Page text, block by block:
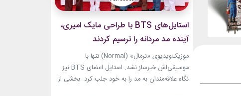
استایل‌های BTS با طراحی مایک امیری،
آینده مد مردانه را ترسیم کردند
موزیک‌ویدیوی «نرمال» (Normal) تنها با
موسیقی‌اش خبرساز نشد. استایل اعضای BTS نیز
نگاه علاقه‌مندان به مد را به خود جلب کرد. بخشی از